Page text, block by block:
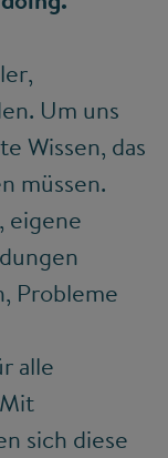
Um uns
Wissen, das
müssen.
eigene
Probleme
alle
sich diese